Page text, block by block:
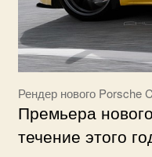
Рендер нового Porsche
Премьера
течение этого